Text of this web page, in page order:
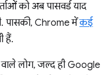
को अब पासवर्ड याद
पासकी, Chrome मेंकई
हैं.
लोग, जल्द ही Google